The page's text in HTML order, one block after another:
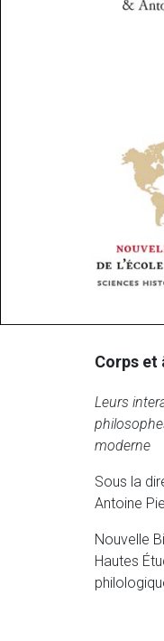
Corps et
Leurs
moderne
Sous la
Antoine
Nouvelle
Hautes